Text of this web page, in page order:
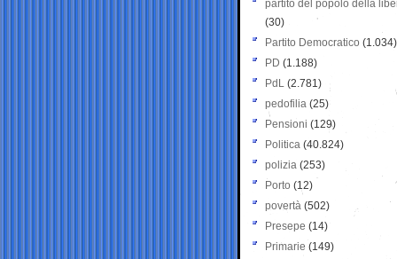
partito del popolo della
(30)
Partito Democratico (1.034)
PD (1.188)
PdL (2.781)
pedofilia (25)
Pensioni (129)
Politica (40.824)
polizia (253)
Porto (12)
povertà (502)
Presepe (14)
Primarie (149)